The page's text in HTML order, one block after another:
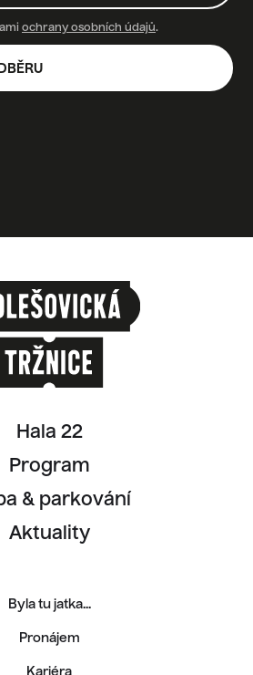
ochrany osobních údajů.
Hala 22
Program
& parkování
Aktuality
Byla tu jatka...
Pronájem